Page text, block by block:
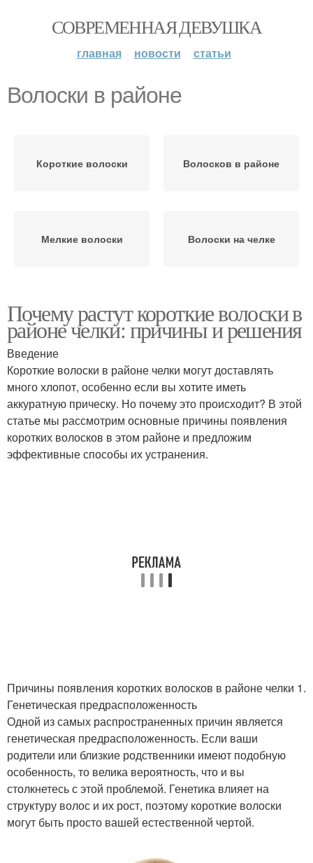
СОВРЕМЕННАЯ ДЕВУШКА
главная новости статьи
Волоски в районе
Короткие волоски Волосков в районе
Мелкие волоски Волоски на челке
Почему растут короткие волоски в
районе челки: причины и решения
Введение
Короткие волоски в районе челки могут доставлять
много хлопот, особенно если вы хотите иметь
аккуратную прическу. Но почему это происходит? В этой
статье мы рассмотрим основные причины появления
коротких волосков в этом районе и предложим
эффективные способы их устранения.
Причины появления коротких волосков в районе челки 1.
Генетическая предрасположенность
Одной из самых распространенных причин является
генетическая предрасположенность. Если ваши
родители или близкие родственники имеют подобную
особенность, то велика вероятность, что и вы
столкнетесь с этой проблемой. Генетика влияет на
структуру волос и их рост, поэтому короткие волоски
могут быть просто вашей естественной чертой.